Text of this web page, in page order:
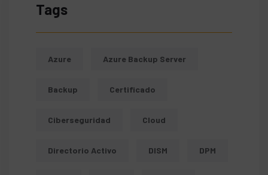
Tags
Azure Azure Backup Server
Backup Certificado
Ciberseguridad Cloud
Directorio Activo DISM DPM